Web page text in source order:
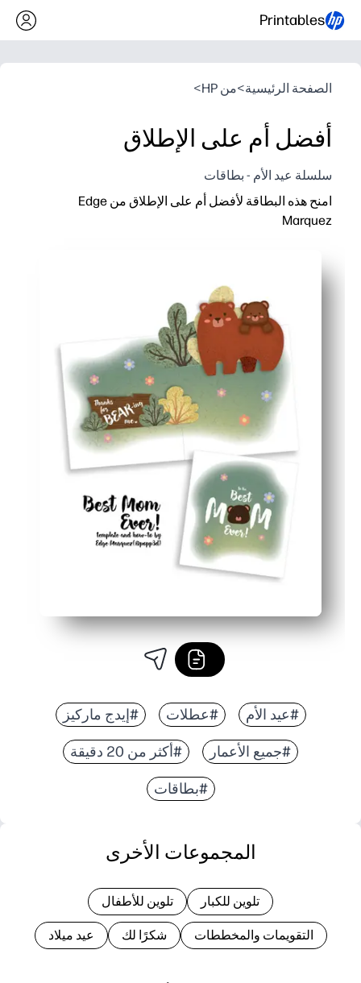
Printables
الصفحة الرئيسية>من HP >
أفضل أم على الإطلاق
سلسلة عيد الأم - بطاقات
امنح هذه البطاقة لأفضل أم على الإطلاق من Edge
Marquez
تصميم بسيط للقص والطي - ما عليك سوى الطباعة والطي
غطاء مصمم من قبل فنان يمنحك شعورًا بالتميز - يبدو وكأنه
تصميم داخلي فارغ للملاحظات القلبية أو توقيعات الأطفال - قم
#عيد الأم #عطلات #إيدج ماركيز
#جميع الأعمار #أكثر من 20 دقيقة
#بطاقات
المجموعات الأخرى
تلوين للكبار تلوين للأطفال
التقويمات والمخططات شكرًا لك عيد ميلاد